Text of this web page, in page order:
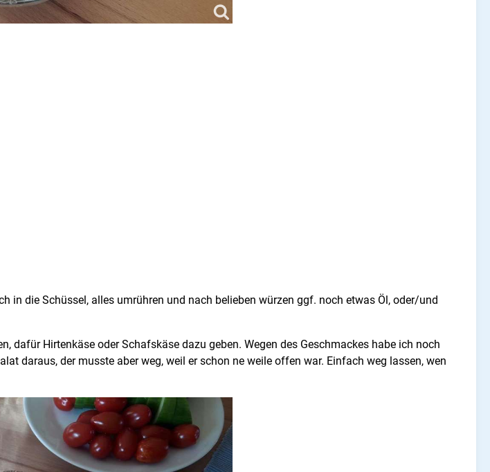
in die Schüssel, alles umrühren und nach belieben würzen ggf. noch etwas Öl, oder/und
dafür Hirtenkäse oder Schafskäse dazu geben. Wegen des Geschmackes habe ich noch
daraus, der musste aber weg, weil er schon ne weile offen war. Einfach weg lassen, wen